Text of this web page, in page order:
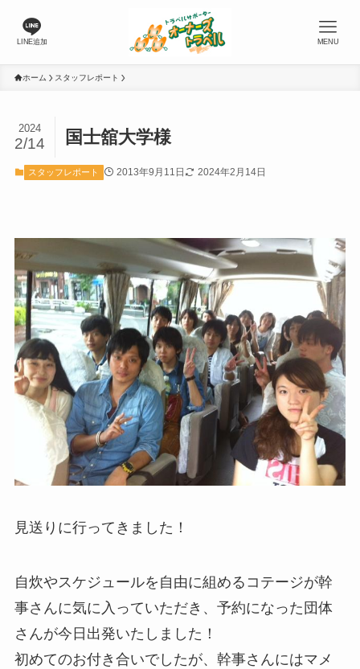
LINE追加 MENU
ホーム スタッフレポート
国士舘大学様
2024
2/14
スタッフレポート 2013年9月11日 2024年2月14日
見送りに行ってきました！
自炊やスケジュールを自由に組めるコテージが幹
事さんに気に入っていただき、予約になった団体
さんが今日出発いたしました！
初めてのお付き合いでしたが、幹事さんにはマメ